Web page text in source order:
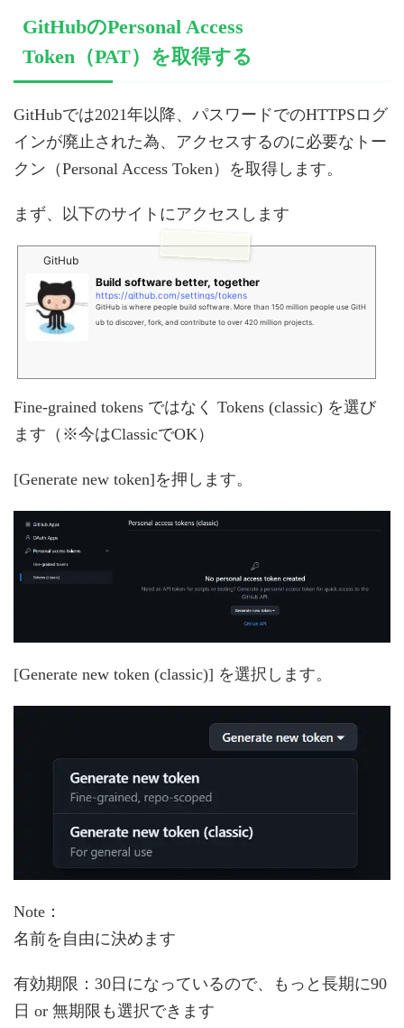
GitHubのPersonal Access
Token（PAT）を取得する
GitHubでは2021年以降、パスワードでのHTTPSログ
インが廃止された為、アクセスするのに必要なトー
クン（Personal Access Token）を取得します。
まず、以下のサイトにアクセスします
GitHub
Build software better, together
https://github.com/settings/tokens
GitHub is where people build software. More than 150 million people use GitH
ub to discover, fork, and contribute to over 420 million projects.
Fine-grained tokens ではなく Tokens (classic) を選び
ます（※今はClassicでOK）
[Generate new token]を押します。
[Generate new token (classic)] を選択します。
Note：
名前を自由に決めます
有効期限：30日になっているので、もっと長期に90
日 or 無期限も選択できます